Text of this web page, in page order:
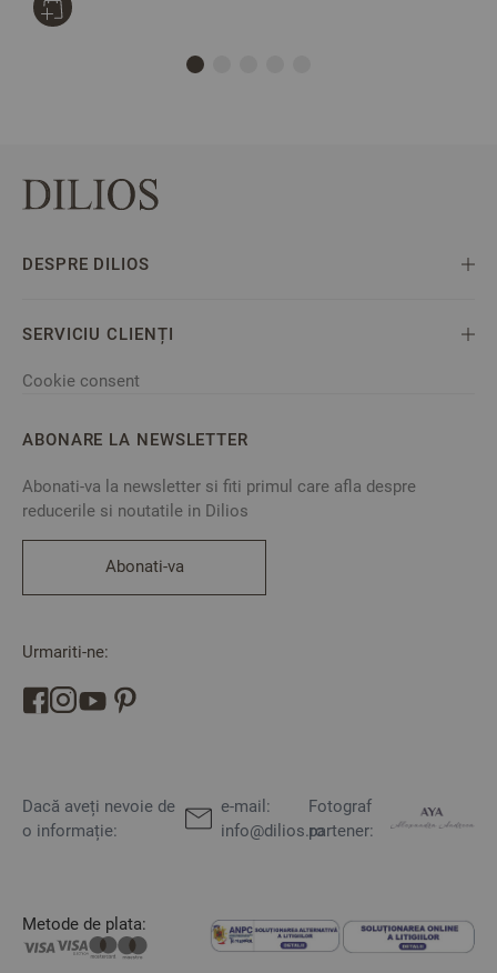
DESPRE DILIOS
SERVICIU CLIENȚI
Cookie consent
ABONARE LA NEWSLETTER
Abonati-va la newsletter si fiti primul care afla despre
reducerile si noutatile in Dilios
Abonati-va
Urmariti-ne:
Dacă aveți nevoie de
o informație:
e-mail:
info@dilios.ro
Fotograf
partener:
Metode de plata: